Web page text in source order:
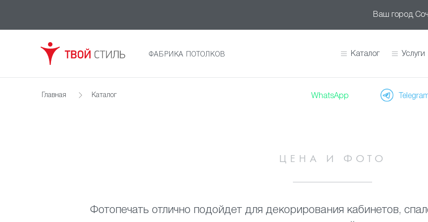
Ваш город
ФАБРИКА ПОТОЛКОВ Каталог Услуги
Главная Каталог WhatsApp
ЦЕНА И ФОТО
Фотопечать отлично подойдет для декорирования кабинетов,